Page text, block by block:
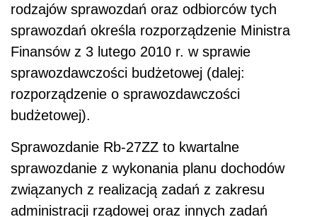
rodzajów sprawozdań oraz odbiorców tych
sprawozdań określa rozporządzenie Ministra
Finansów z 3 lutego 2010 r. w sprawie
sprawozdawczości budżetowej (dalej:
rozporządzenie o sprawozdawczości
budżetowej).
Sprawozdanie Rb-27ZZ to kwartalne
sprawozdanie z wykonania planu dochodów
związanych z realizacją zadań z zakresu
administracji rządowej oraz innych zadań